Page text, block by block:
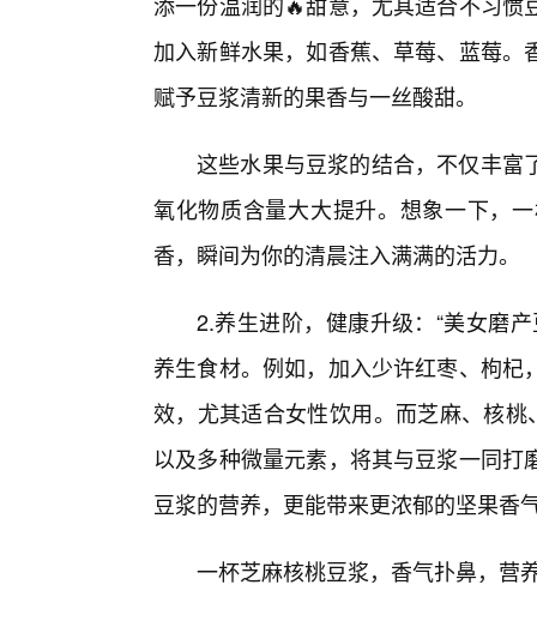
加入新鲜水果，如香蕉、草莓、蓝莓
赋予豆浆清新的果香与一丝酸甜。
这些水果与豆浆的结合，不仅丰富
氧化物质含量大大提升。想象一下，
香，瞬间为你的清晨注入满满的活力。
2.养生进阶，健康升级：“美女磨
养生食材。例如，加入少许红枣、枸
效，尤其适合女性饮用。而芝麻、核
以及多种微量元素，将其与豆浆一同
豆浆的营养，更能带来更浓郁的坚果香
一杯芝麻核桃豆浆，香气扑鼻，营